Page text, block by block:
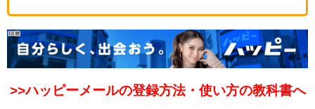
>>ハッピーメールの登録方法・使い方の教科書へ